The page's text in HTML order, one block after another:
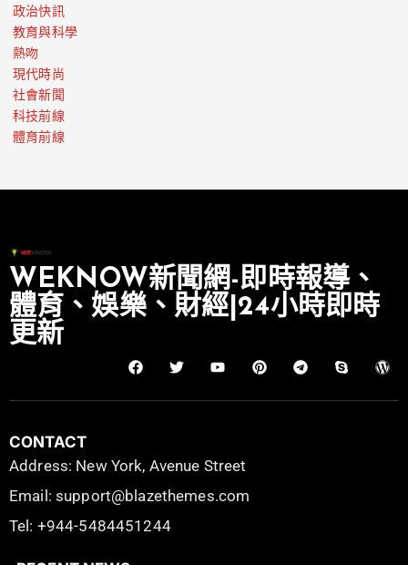
政治快訊
教育與科學
熱吻
現代時尚
社會新聞
科技前線
體育前線
WEKNOW新聞網-即時報導、
體育、娛樂、財經|24小時即時
更新
CONTACT
Address: New York, Avenue Street
Email: support@blazethemes.com
Tel: +944-5484451244